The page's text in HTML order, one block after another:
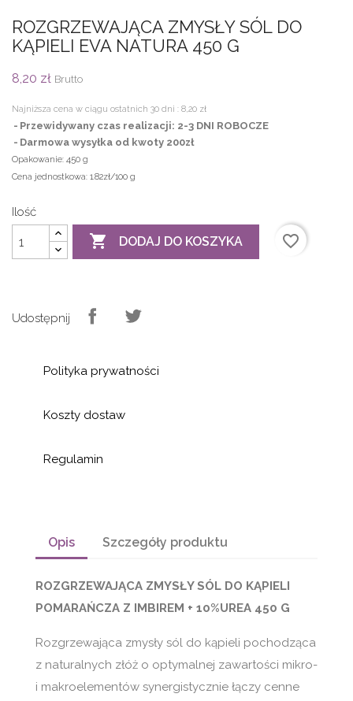
ROZGRZEWAJĄCA ZMYSŁY SÓL DO
KĄPIELI EVA NATURA 450 G
8,20 zł Brutto
Najniższa cena w ciągu ostatnich 30 dni : 8,20 zł
Przewidywany czas realizacji: 2-3 DNI ROBOCZE
Darmowa wysyłka od kwoty 200zł
Opakowanie: 450 g
Cena jednostkowa: 1.82zł/100 g
Ilość
 DODAJ DO KOSZYKA favorite_border
Udostępnij
Polityka prywatności
Koszty dostaw
Regulamin
Opis Szczegóły produktu
ROZGRZEWAJĄCA ZMYSŁY SÓL DO KĄPIELI
POMARAŃCZA Z IMBIREM + 10%UREA 450 G
Rozgrzewająca zmysły sól do kąpieli pochodząca
z naturalnych złóż o optymalnej zawartości mikro-
i makroelementów synergistycznie łączy cenne